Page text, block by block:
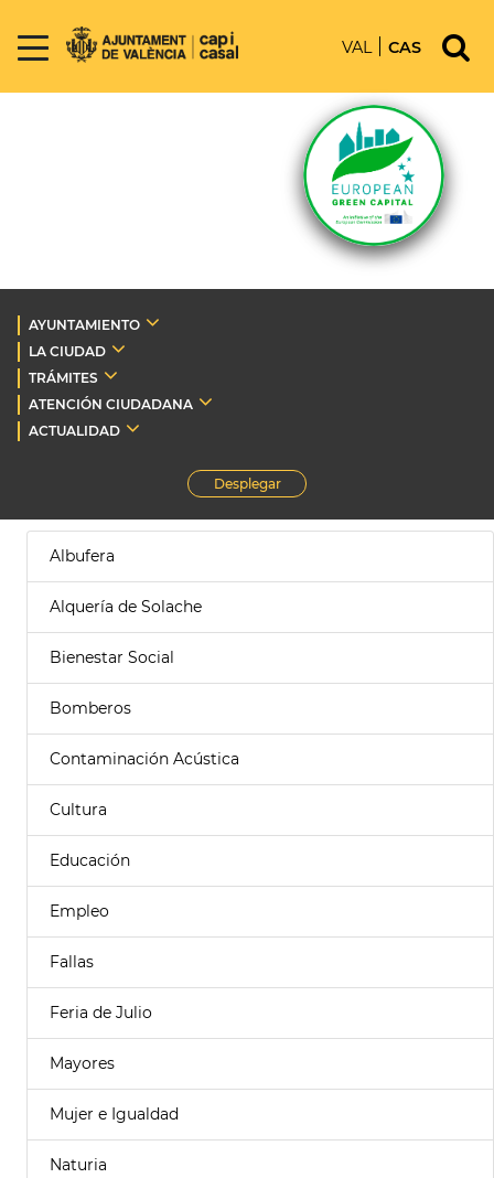
VAL CAS
AYUNTAMIENTO
LA CIUDAD
TRÁMITES
ATENCIÓN CIUDADANA
ACTUALIDAD
Desplegar
Albufera
Alquería de Solache
Bienestar Social
Bomberos
Contaminación Acústica
Cultura
Educación
Empleo
Fallas
Feria de Julio
Mayores
Mujer e Igualdad
Naturia